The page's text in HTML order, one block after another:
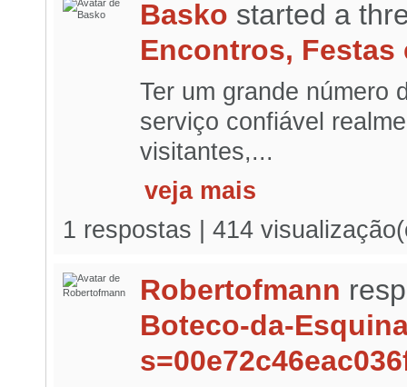
Basko started a
Encontros, Festas
Ter um grande número
serviço confiável
visitantes,...
veja mais
1 respostas | 414
Robertofmann
Boteco-da-